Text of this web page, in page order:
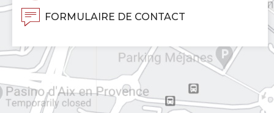
FORMULAIRE DE CONTACT